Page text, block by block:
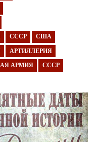
СССР США
АРТИЛЛЕРИЯ
АРМИЯ СССР